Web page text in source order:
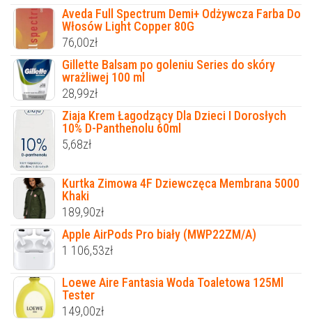
Aveda Full Spectrum Demi+ Odżywcza Farba Do
Włosów Light Copper 80G
76,00zł
Gillette Balsam po goleniu Series do skóry
wrażliwej 100 ml
28,99zł
Ziaja Krem Łagodzący Dla Dzieci I Dorosłych
10% D-Panthenolu 60ml
5,68zł
Kurtka Zimowa 4F Dziewczęca Membrana 5000
Khaki
189,90zł
Apple AirPods Pro biały (MWP22ZM/A)
1 106,53zł
Loewe Aire Fantasia Woda Toaletowa 125Ml
Tester
149,00zł